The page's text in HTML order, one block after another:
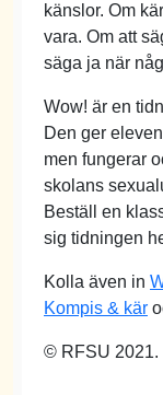
känslor. Om
vara. Om att
säga ja när
Wow! är en
Den ger
men fungerar
skolans
Beställ en
sig tidningen
Kolla även in
Kompis & kär
© RFSU 2021.